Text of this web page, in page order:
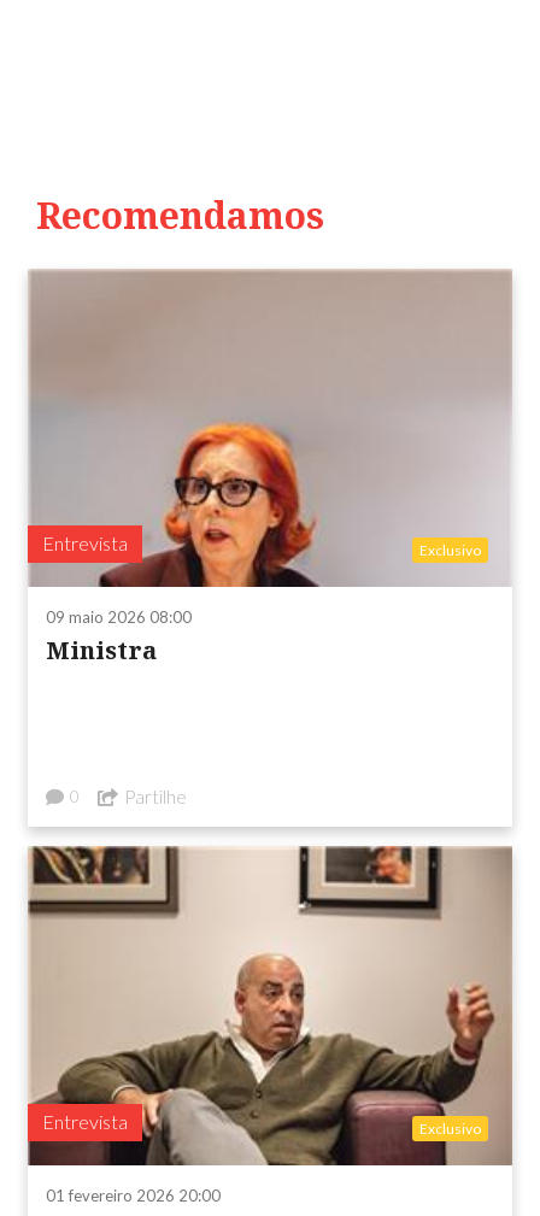
Recomendamos
Entrevista Exclusivo
09 maio 2026 08:00
Ministra
0 Partilhe
Entrevista Exclusivo
01 fevereiro 2026 20:00